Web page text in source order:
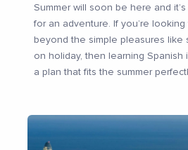
Summer will soon be here and
for an adventure. If you’re
beyond the simple pleasures like
on holiday, then learning Spanish
a plan that fits the summer